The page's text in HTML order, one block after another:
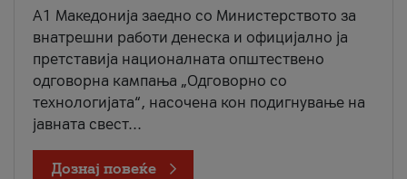
A1 Македонија заедно со Министерството за
внатрешни работи денеска и официјално ја
претставија националната општествено
одговорна кампања „Одговорно со
технологијата“, насочена кон подигнување на
јавната свест...
Дознај повеќе